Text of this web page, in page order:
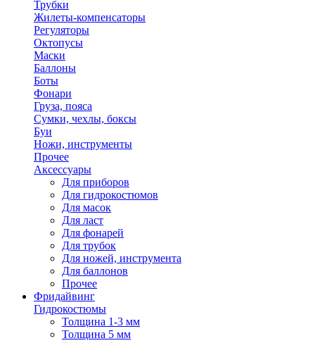
Трубки
Жилеты-компенсаторы
Регуляторы
Октопусы
Маски
Баллоны
Боты
Фонари
Груза, пояса
Сумки, чехлы, боксы
Буи
Ножи, инструменты
Прочее
Аксессуары
Для приборов
Для гидрокостюмов
Для масок
Для ласт
Для фонарей
Для трубок
Для ножей, инструмента
Для баллонов
Прочее
Фридайвинг
Гидрокостюмы
Толщина 1-3 мм
Толщина 5 мм